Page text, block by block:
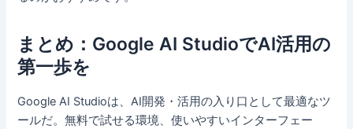
まとめ：Google AI StudioでAI活用の
第一歩を
Google AI Studioは、AI開発・活用の入り口として最適なツ
ールだ。無料で試せる環境、使いやすいインターフェー